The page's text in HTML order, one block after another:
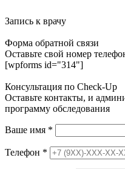
Запись к врачу
Форма обратной связи
Оставьте свой номер
[wpforms id="314"]
Консультация по Check-Up
Оставьте контакты, и
программу обследования
Ваше имя *
Телефон *